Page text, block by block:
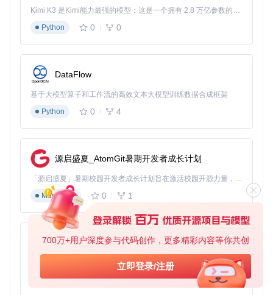
700万+用户深度参与代码创作，更多精彩内容等你共创
立即登录/注册
所有服务状态应为"Up"
API接口测试
  -H
"Content-Type: application/json"
  -d
功能验证
使用官方Demo连接服务
图：OpenIM Server群聊界面展示，支持群公告、成员管理和
消息已读回执等企业级功能
功能矩阵：核心能力与业务场景
核心能力
客户服务、同事沟通
企业通知群、项目协作群
Kimi K3 是Kimi能力最强的模型：这是一个拥有 2.8 万亿参数的混合专家（MoE）模型，具备原生视觉理解能力，并支持 100 万 token 的上下文窗口。
Python
0 0
DataFlow
基于大模型算子和工作流的高效文本大模型训练数据合成框架
Python
0 4
源启盛夏_AtomGit暑期开发者成长计划
「源启盛夏」暑期校园开发者成长计划旨在激活校园开源力量，通过积分激励、认证扶持、资源倾斜等形式，引导高校组织和开发者完成「入驻 — 建项目 — 做贡献 — 获认证 — 得资源」的完整闭环。无论你是想带领社团入驻平台的组织者，还是希望用代码贡献证明自己的开发者，都能在这里找到属于你的成长路径。
Markdown
0 1
py-xiaozhi
基于Python的Xiaozhi AI，适用于想要完整Xiaozhi体验而无需拥有专用硬件的用户。
Python
0 1